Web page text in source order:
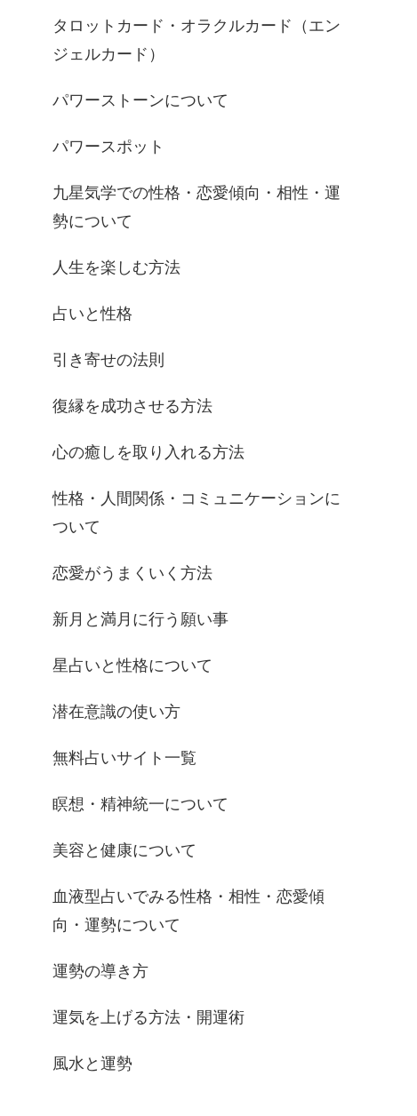
タロットカード・オラクルカード（エン
ジェルカード）
パワーストーンについて
パワースポット
九星気学での性格・恋愛傾向・相性・運
勢について
人生を楽しむ方法
占いと性格
引き寄せの法則
復縁を成功させる方法
心の癒しを取り入れる方法
性格・人間関係・コミュニケーションに
ついて
恋愛がうまくいく方法
新月と満月に行う願い事
星占いと性格について
潜在意識の使い方
無料占いサイト一覧
瞑想・精神統一について
美容と健康について
血液型占いでみる性格・相性・恋愛傾
向・運勢について
運勢の導き方
運気を上げる方法・開運術
風水と運勢